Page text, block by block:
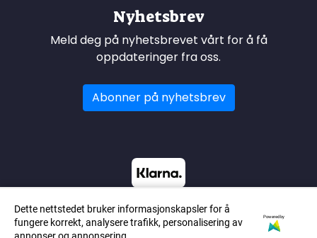
Nyhetsbrev
Meld deg på nyhetsbrevet vårt for å få
oppdateringer fra oss.
Abonner på nyhetsbrev
Dette nettstedet bruker informasjonskapsler for å
fungere korrekt, analysere trafikk, personalisering av
Powered by